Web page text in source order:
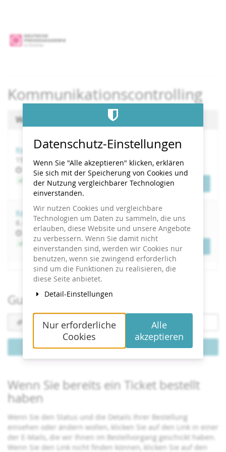
springen
Kommunikationscontrolling
Wählen Sie einen Termin aus
Kommunikationscontrolling | November-Start 2026
19.
bis
30. November 2026
Uhrzeit
17:00
Jetzt buchen Tickets
Kommunikationscontrolling | Juni-Start 2027
8.
17. Juni 2027
Uhrzeit
17:00
Jetzt buchen Tickets
Gutschein einlösen
Gutscheincode
erforderlich
Gutschein einlösen
Wenn Sie bereits ein Ticket bestellt
haben
Wenn Sie den Status und die Details Ihrer Bestellung
einsehen oder ändern wollen, klicken Sie auf den Link in einer
der E-Mails, die wir Ihnen im Bestellvorgang geschickt haben.
Wenn Sie den Link nicht finden können, klicken Sie auf den
Datenschutz-Einstellungen
Wenn Sie "Alle akzeptieren" klicken, erklären
Sie sich mit der Speicherung von Cookies und
der Nutzung vergleichbarer Technologien
einverstanden.
Wir nutzen Cookies und vergleichbare
Technologien um Daten zu sammeln, die uns
erlauben, diese Website und unsere Angebote
zu verbessern. Wenn Sie damit nicht
einverstanden sind, werden wir Cookies nur
benutzen, wenn sie zwingend erforderlich
sind um die Funktionen zu realisieren, die
diese Seite anbietet.
Detail-Einstellungen
Nur erforderliche
Cookies
Alle
akzeptieren